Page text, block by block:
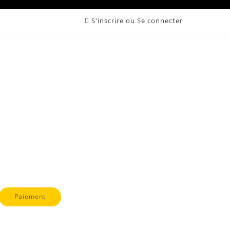
S'inscrire ou Se connecter
Paiement
1.5M